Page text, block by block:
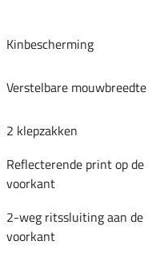
Kinbescherming
Verstelbare mouwbreedte
2 klepzakken
Reflecterende print op de
voorkant
2-weg ritssluiting aan de
voorkant